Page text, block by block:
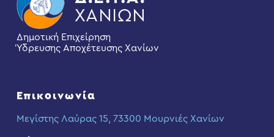
Δημοτική Επιχείρηση
Ύδρευσης Αποχέτευσης Χανίων
Επικοινωνία
Μεγίστης Λαύρας 15, 73300 Μουρνιές Χανίων